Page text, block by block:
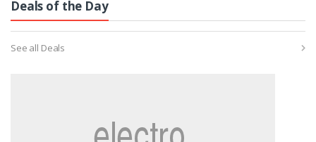
Deals of the Day
See all Deals